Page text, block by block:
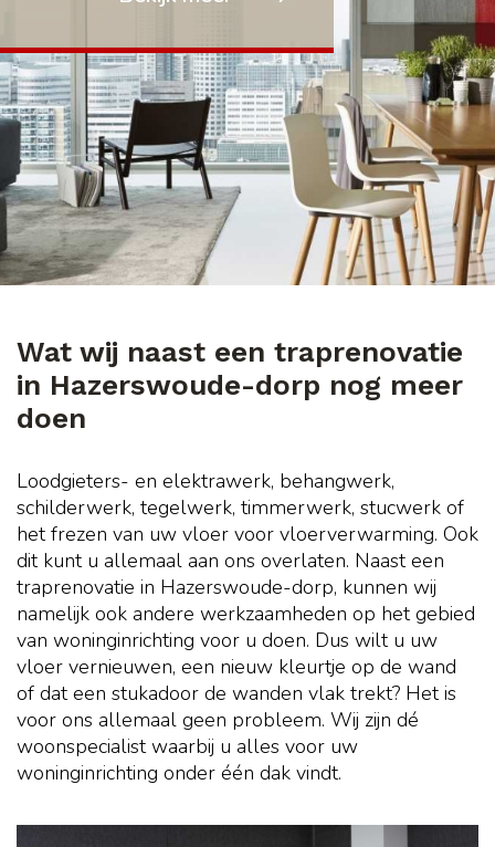
Wat wij naast een traprenovatie
in Hazerswoude-dorp nog meer
doen
Loodgieters- en elektrawerk, behangwerk,
schilderwerk, tegelwerk, timmerwerk, stucwerk of
het frezen van uw vloer voor vloerverwarming. Ook
dit kunt u allemaal aan ons overlaten. Naast een
traprenovatie in Hazerswoude-dorp, kunnen wij
namelijk ook andere werkzaamheden op het gebied
van woninginrichting voor u doen. Dus wilt u uw
vloer vernieuwen, een nieuw kleurtje op de wand
of dat een stukadoor de wanden vlak trekt? Het is
voor ons allemaal geen probleem. Wij zijn dé
woonspecialist waarbij u alles voor uw
woninginrichting onder één dak vindt.